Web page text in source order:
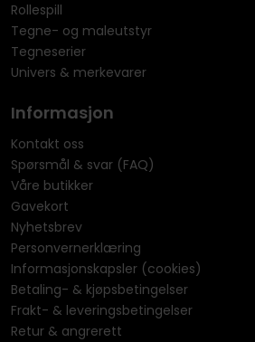
Rollespill
Tegne- og maleutstyr
Tegneserier
Univers & merkevarer
Informasjon
Kontakt oss
Spørsmål & svar (FAQ)
Våre butikker
Gavekort
Nyhetsbrev
Personvernerklæring
Informasjonskapsler (cookies)
Betaling- & kjøpsbetingelser
Frakt- & leveringsbetingelser
Retur & angrerett